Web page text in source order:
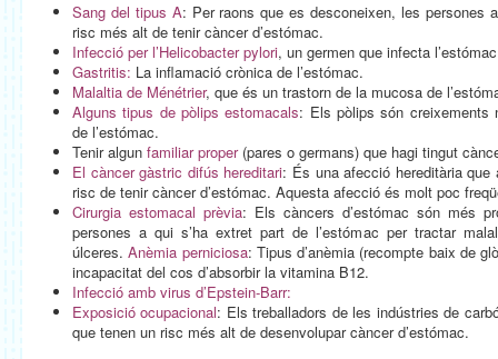
Sang del tipus A: Per raons que es desconeixen, les persones
risc més alt de tenir càncer d’estómac.
Infecció per l’Helicobacter pylori, un germen que infecta
Gastritis: La inflamació crònica de l’estómac.
Malaltia de Ménétrier, que és un trastorn de la mucosa de
Alguns tipus de pòlips estomacals: Els pòlips són creixements
de l’estómac.
Tenir algun familiar proper(pares o germans) que hagi tingut
El càncer gàstric difús hereditari: És una afecció hereditària
risc de tenir càncer d’estómac. Aquesta afecció és molt poc
Cirurgia estomacal prèvia: Els càncers d’estómac són més
persones a qui s’ha extret part de l’estómac per tractar
úlceres.Anèmia perniciosa: Tipus d’anèmia (recompte baix de
incapacitat del cos d’absorbir la vitamina B12.
Infecció amb virus d’Epstein-Barr:
Exposició ocupacional: Els treballadors de les indústries de
que tenen un risc més alt de desenvolupar càncer d’estómac.